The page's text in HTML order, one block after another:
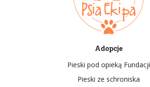
Adopcje
Pieski pod opieką Fundacji
Pieski ze schroniska